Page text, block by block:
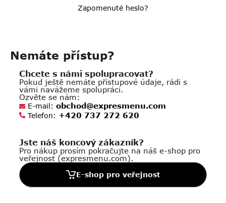
Zapomenuté heslo?
Nemáte přístup?
Chcete s námi spolupracovat?
Pokud ještě nemáte přístupové údaje, rádi s
vámi navážeme spolupráci.
Ozvěte se nám:
E-mail: obchod@expresmenu.com
Telefon: +420 737 272 620
Jste náš koncový zákazník?
Pro nákup prosím pokračujte na náš e-shop pro
veřejnost (expresmenu.com).
E-shop pro veřejnost